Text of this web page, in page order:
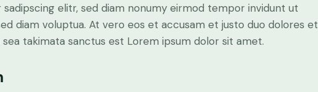
elitr, sed diam nonumy eirmod tempor invidunt ut
diam voluptua. At vero eos et accusam et justo duo dolores et
takimata sanctus est Lorem ipsum dolor sit amet.